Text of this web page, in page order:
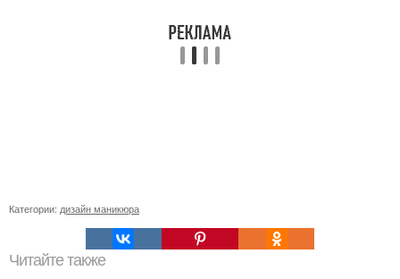
Категории: дизайн маникюра
Читайте также